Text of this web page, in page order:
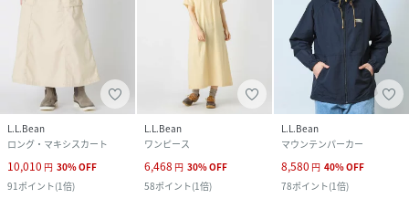
L.L.Bean
ロング・マキシスカート
10,010 円 30%OFF
91ポイント(1倍)
L.L.Bean
ワンピース
6,468 円 30%OFF
58ポイント(1倍)
L.L.Bean
マウンテンパーカー
8,580 円 40%OFF
78ポイント(1倍)